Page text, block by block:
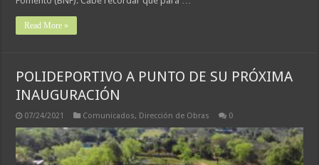
Read More »
POLIDEPORTIVO A PUNTO DE SU PRÓXIMA
INAUGURACIÓN
07/24/2021 Comunicados, Dirección de Obras 0